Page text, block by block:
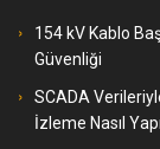
154 kV Kablo
Güvenliği
SCADA
İzleme Nasıl